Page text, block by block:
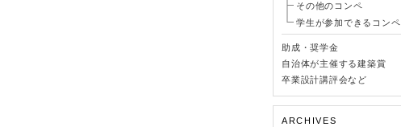
その他のコンペ
学生が参加できるコンペ
助成・奨学金
自治体が主催する建築賞
卒業設計講評会など
ARCHIVES